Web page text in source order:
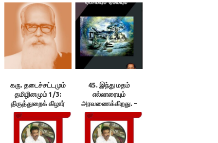
கரு. தடைச்சட்டமும்
தமிழினமும் 1/3:
திருத்துறைக் கிழார்
45. இந்து மதம்
எல்லாரையும்
அரவணைக்கிறது. –
நீதியர் நாகரத்தினா 46.
“இந்தியா
சனாதனத்தின்படி தான்
இயங்குகிறது” –